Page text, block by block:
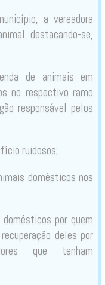
a vereadora
destacando-se,
de animais em
no respectivo ramo
responsável pelos
ruidosos;
domésticos nos
por quem
deles por
que tenham